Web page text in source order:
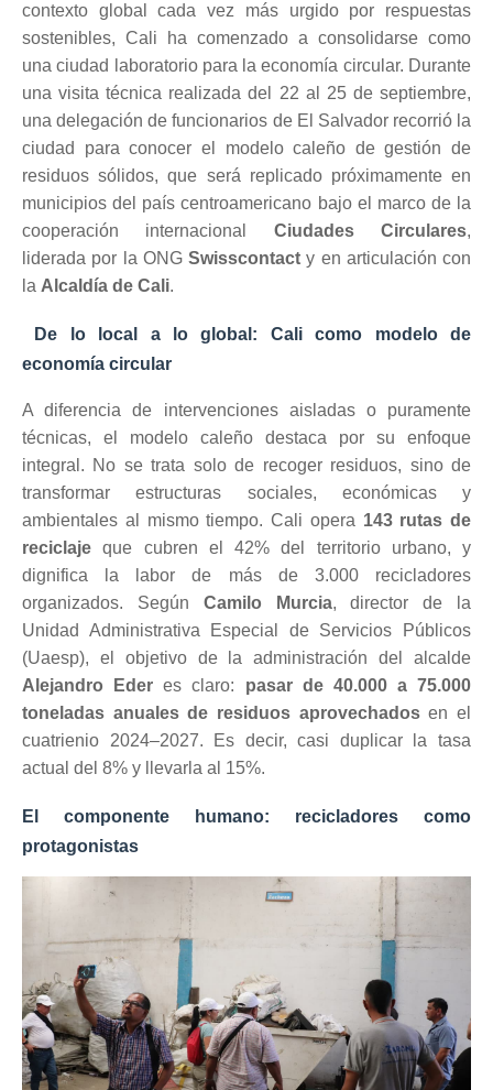
contexto global cada vez más urgido por respuestas
sostenibles, Cali ha comenzado a consolidarse como
una ciudad laboratorio para la economía circular. Durante
una visita técnica realizada del 22 al 25 de septiembre,
una delegación de funcionarios de El Salvador recorrió la
ciudad para conocer el modelo caleño de gestión de
residuos sólidos, que será replicado próximamente en
municipios del país centroamericano bajo el marco de la
cooperación internacional Ciudades Circulares,
liderada por la ONG Swisscontact y en articulación con
la Alcaldía de Cali.
De lo local a lo global: Cali como modelo de
economía circular
A diferencia de intervenciones aisladas o puramente
técnicas, el modelo caleño destaca por su enfoque
integral. No se trata solo de recoger residuos, sino de
transformar estructuras sociales, económicas y
ambientales al mismo tiempo. Cali opera 143 rutas de
reciclaje que cubren el 42% del territorio urbano, y
dignifica la labor de más de 3.000 recicladores
organizados. Según Camilo Murcia, director de la
Unidad Administrativa Especial de Servicios Públicos
(Uaesp), el objetivo de la administración del alcalde
Alejandro Eder es claro: pasar de 40.000 a 75.000
toneladas anuales de residuos aprovechadosen el
cuatrienio 2024–2027. Es decir, casi duplicar la tasa
actual del 8% y llevarla al 15%.
El componente humano: recicladores como
protagonistas